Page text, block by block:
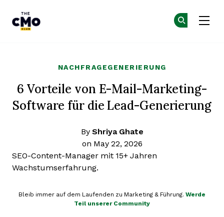
NACHFRAGEGENERIERUNG
6 Vorteile von E-Mail-Marketing-
Software für die Lead-Generierung
By Shriya Ghate
on May 22, 2026
SEO-Content-Manager mit 15+ Jahren
Wachstumserfahrung.
Bleib immer auf dem Laufenden zu Marketing & Führung. Werde
Teil unserer Community